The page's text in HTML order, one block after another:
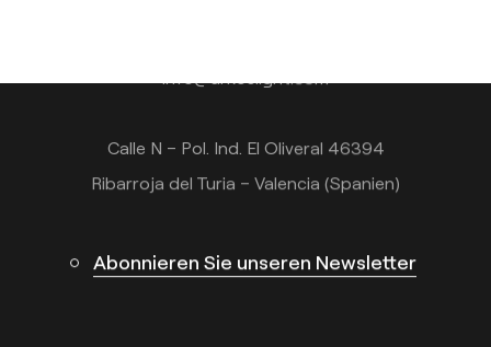
Calle N – Pol. Ind. El Oliveral 46394
Ribarroja del Turia – Valencia (Spanien)
Abonnieren Sie unseren Newsletter